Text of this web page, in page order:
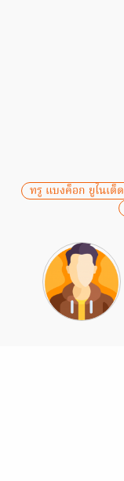
ทรู แบงค็อก ยูไนเต็ด